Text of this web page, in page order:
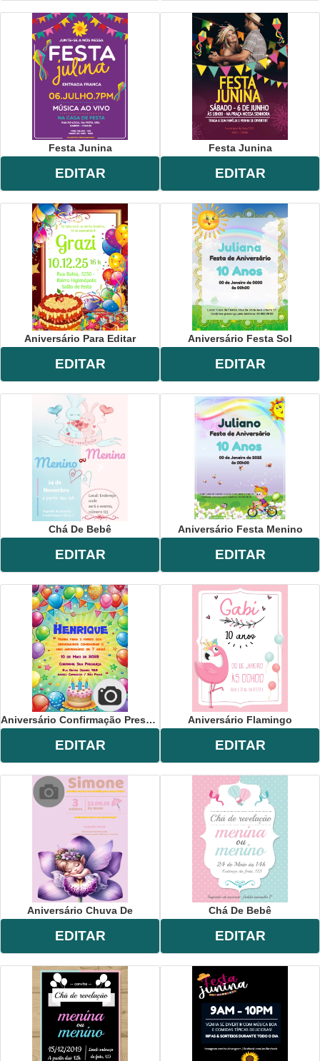
Festa Junina
EDITAR
Festa Junina
EDITAR
Aniversário Para Editar
EDITAR
Aniversário Festa Sol
EDITAR
Chá De Bebê
EDITAR
Aniversário Festa Menino
EDITAR
Aniversário Confirmação Presença
EDITAR
Aniversário Flamingo
EDITAR
Aniversário Chuva De
EDITAR
Chá De Bebê
EDITAR